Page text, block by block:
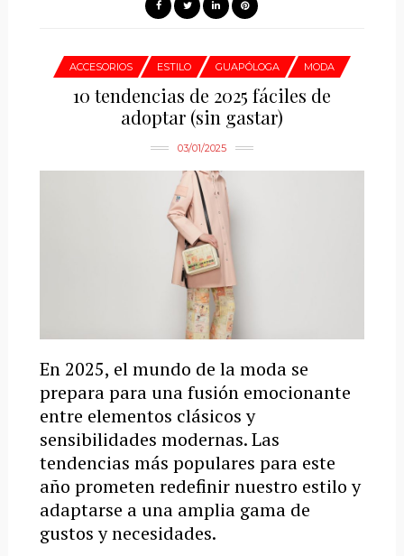
ACCESORIOS ESTILO GUAPÓLOGA MODA
10 tendencias de 2025 fáciles de
adoptar (sin gastar)
03/01/2025
En 2025, el mundo de la moda se
prepara para una fusión emocionante
entre elementos clásicos y
sensibilidades modernas. Las
tendencias más populares para este
año prometen redefinir nuestro estilo y
adaptarse a una amplia gama de
gustos y necesidades.